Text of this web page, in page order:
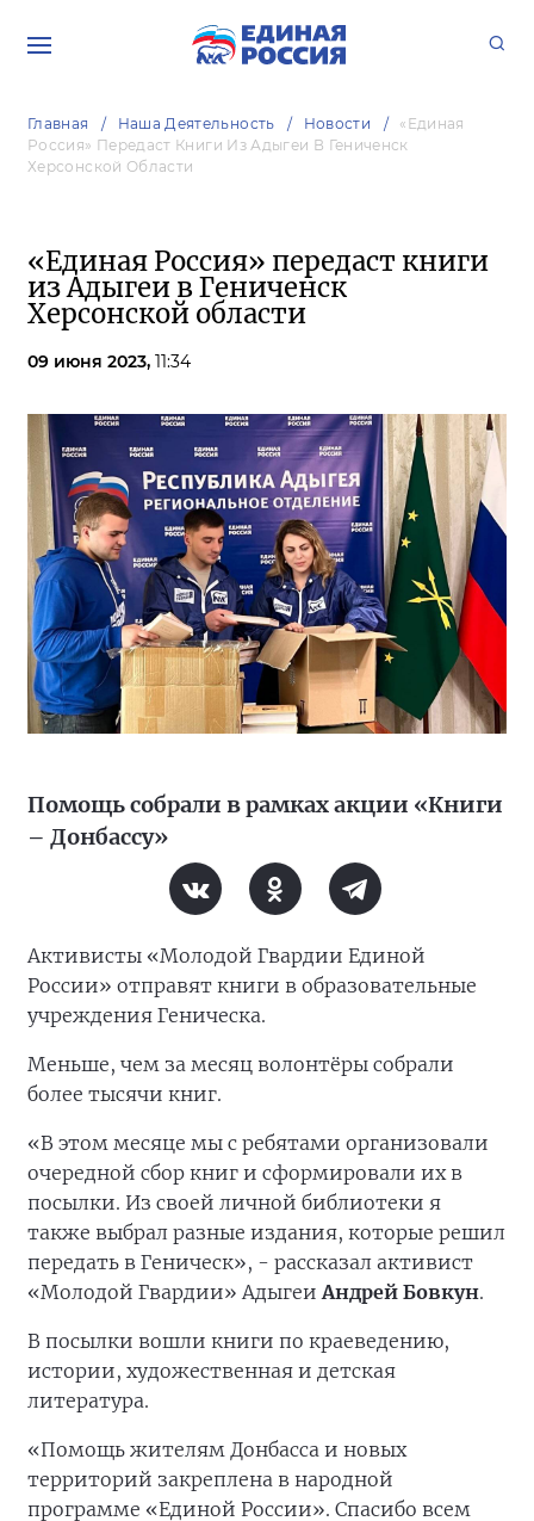
Главная Наша Деятельность Новости
«Единая
Россия» Передаст Книги Из Адыгеи В Гениченск
Херсонской Области
«Единая Россия» передаст книги
из Адыгеи в Гениченск
Херсонской области
09 июня 2023, 11:34
Помощь собрали в рамках акции «Книги
– Донбассу»
Активисты «Молодой Гвардии Единой
России» отправят книги в образовательные
учреждения Геническа.
Меньше, чем за месяц волонтёры собрали
более тысячи книг.
«В этом месяце мы с ребятами организовали
очередной сбор книг и сформировали их в
посылки. Из своей личной библиотеки я
также выбрал разные издания, которые решил
передать в Геническ», - рассказал активист
«Молодой Гвардии» АдыгеиАндрей Бовкун.
В посылки вошли книги по краеведению,
истории, художественная и детская
литература.
«Помощь жителям Донбасса и новых
территорий закреплена в народной
программе «Единой России». Спасибо всем